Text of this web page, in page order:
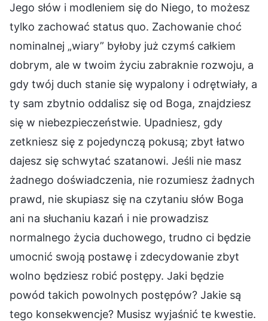
Jego słów i modleniem się do Niego, to możesz
tylko zachować status quo. Zachowanie choć
nominalnej „wiary” byłoby już czymś całkiem
dobrym, ale w twoim życiu zabraknie rozwoju, a
gdy twój duch stanie się wypalony i odrętwiały, a
ty sam zbytnio oddalisz się od Boga, znajdziesz
się w niebezpieczeństwie. Upadniesz, gdy
zetkniesz się z pojedynczą pokusą; zbyt łatwo
dajesz się schwytać szatanowi. Jeśli nie masz
żadnego doświadczenia, nie rozumiesz żadnych
prawd, nie skupiasz się na czytaniu słów Boga
ani na słuchaniu kazań i nie prowadzisz
normalnego życia duchowego, trudno ci będzie
umocnić swoją postawę i zdecydowanie zbyt
wolno będziesz robić postępy. Jaki będzie
powód takich powolnych postępów? Jakie są
tego konsekwencje? Musisz wyjaśnić te kwestie.